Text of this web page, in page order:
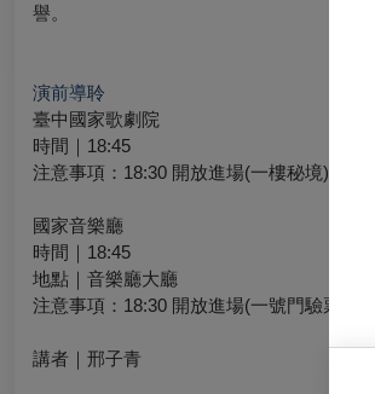
譽。
演前導聆
臺中國家歌劇院
時間｜18:45
注意事項：18:30 開放進場(一樓秘境)，
國家音樂廳
時間｜18:45
地點｜音樂廳大廳
注意事項：18:30 開放進場(一號門驗票入
講者｜邢子青